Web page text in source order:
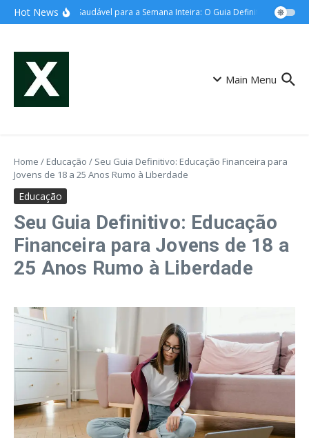
Ir para o conteúdo
Hot NewsMarmita Saudável para a Semana Inteira: O Guia Definitivo para
Main Menu
Home / Educação / Seu Guia Definitivo: Educação Financeira para
Jovens de 18 a 25 Anos Rumo à Liberdade
Educação
Seu Guia Definitivo: Educação
Financeira para Jovens de 18 a
25 Anos Rumo à Liberdade